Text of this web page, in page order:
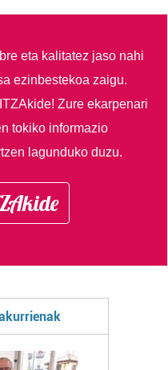
eta kalitatez jaso nahi
ezinbestekoa zaigu.
Zure ekarpenari
tokiko informazio
lagunduko duzu.